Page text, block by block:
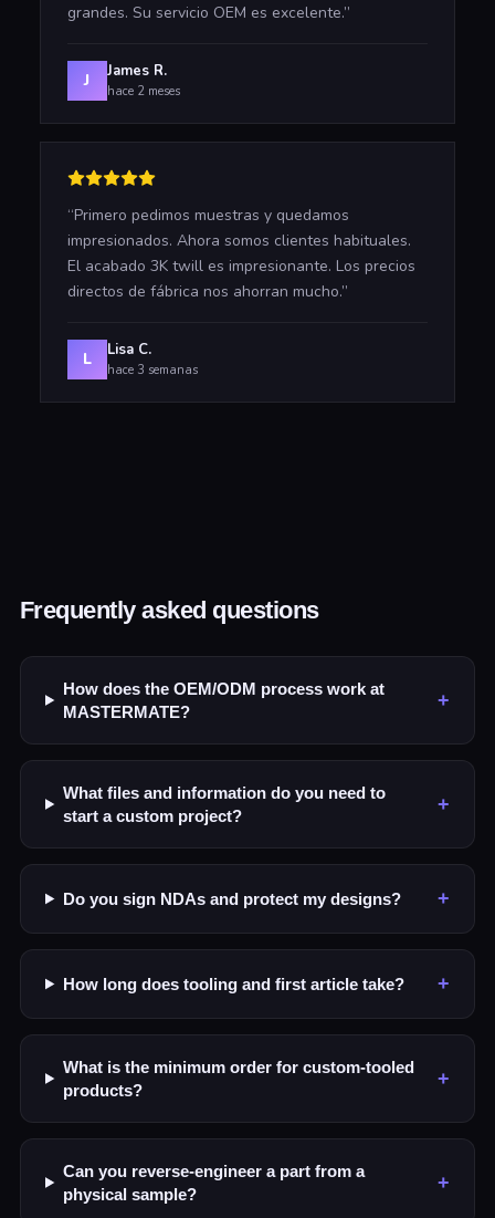
grandes. Su servicio OEM es excelente.”
J James R.
hace 2 meses
“Primero pedimos muestras y quedamos
impresionados. Ahora somos clientes habituales.
El acabado 3K twill es impresionante. Los precios
directos de fábrica nos ahorran mucho.”
L Lisa C.
hace 3 semanas
Frequently asked questions
How does the OEM/ODM process work at
MASTERMATE?
+
What files and information do you need to
start a custom project?
+
Do you sign NDAs and protect my designs? +
How long does tooling and first article take? +
What is the minimum order for custom-tooled
products?
+
Can you reverse-engineer a part from a
physical sample?
+